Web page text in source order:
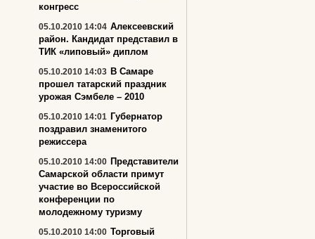
конгресс
05.10.2010 14:04 Алексеевский
район. Кандидат представил в
ТИК «липовый» диплом
05.10.2010 14:03 В Самаре
прошел татарский праздник
урожая Сэмбеле – 2010
05.10.2010 14:01 Губернатор
поздравил знаменитого
режиссера
05.10.2010 14:00 Представители
Самарской области примут
участие во Всероссийской
конференции по
молодежному туризму
05.10.2010 14:00 Торговый